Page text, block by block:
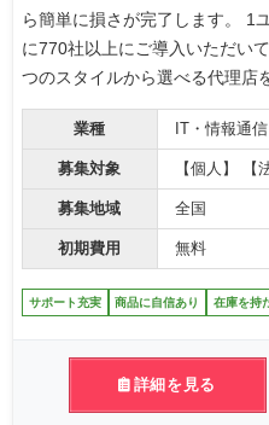
ら簡単に損さが完了します。 1
に770社以上にご導入いただい
つのスタイルから選べる代理店
業種 IT・情報通
募集対象 【個人】 【
募集地域 全国
初期費用 無料
サポート充実 商品に自信あり 在庫を持
詳細を見る